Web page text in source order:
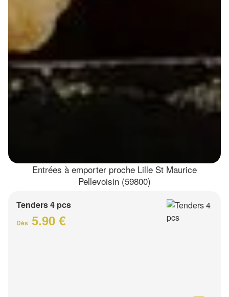
Entrées à emporter proche Lille St Maurice
Pellevoisin (59800)
Tenders 4 pcs
Dès 5.90 €